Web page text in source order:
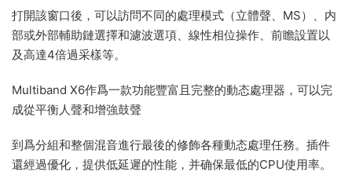
打開該窗口後，可以訪問不同的處理模式（立體聲、MS）、内
部或外部輔助鏈選擇和濾波選項、線性相位操作、前瞻設置以
及高達4倍過采樣等。
Multiband X6作爲一款功能豐富且完整的動态處理器，可以完
成從平衡人聲和增強鼓聲
到爲分組和整個混音進行最後的修飾各種動态處理任務。插件
還經過優化，提供低延遲的性能，并确保最低的CPU使用率。